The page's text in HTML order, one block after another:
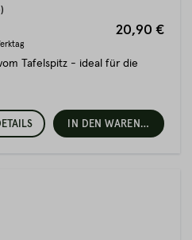
20,90 €
Tafelspitz - ideal für die
IN DEN WARENKORB